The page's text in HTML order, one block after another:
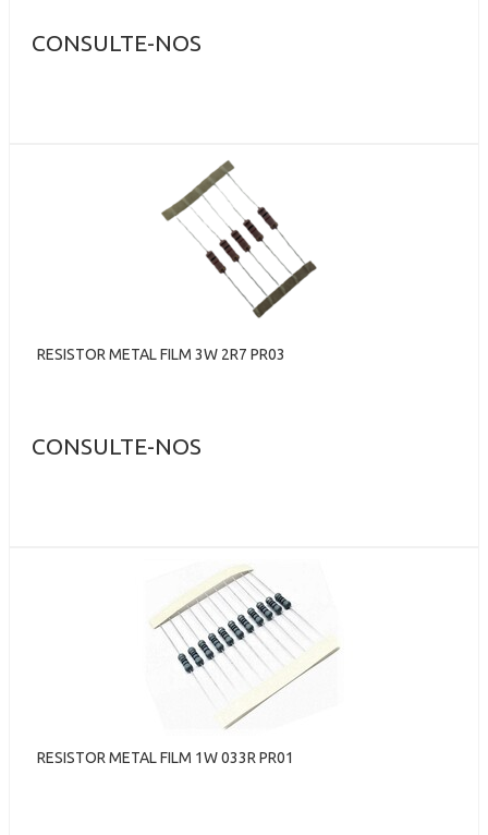
CONSULTE-NOS
RESISTOR METAL FILM 3W 2R7 PR03
CONSULTE-NOS
RESISTOR METAL FILM 1W 033R PR01